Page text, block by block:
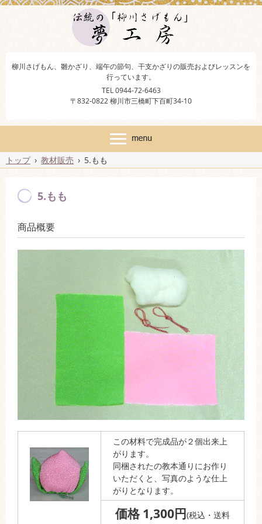
柳川さげもん、雛かざり、端午の節句、干支かざりの販売およびレッスンを
行っています。
TEL 0944-72-6463
〒832-0822 柳川市三橋町下百町34-10
トップ › 教材販売 › 5.もも
5.もも
商品概要
この材料で完成品が２個出来上
がります。
同梱されたの教本通りにお作り
いただくと、写真のような仕上
がりとなります。
価格 1,300円(税込・送料